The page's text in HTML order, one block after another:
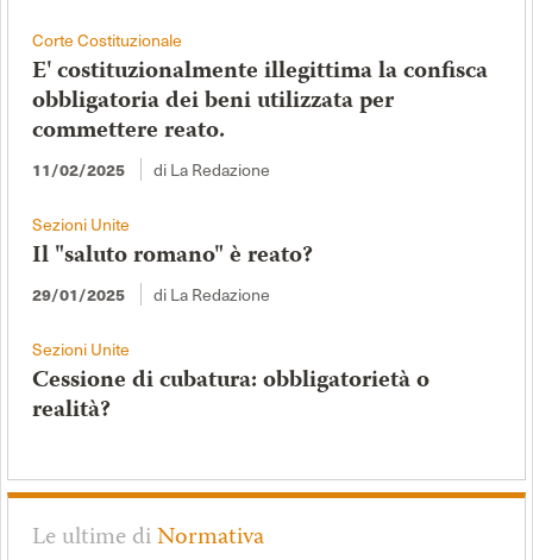
Corte Costituzionale
E' costituzionalmente illegittima la confisca
obbligatoria dei beni utilizzata per
commettere reato.
11/02/2025 di La Redazione
Sezioni Unite
Il "saluto romano" è reato?
29/01/2025 di La Redazione
Sezioni Unite
Cessione di cubatura: obbligatorietà o
realità?
Le ultime diNormativa